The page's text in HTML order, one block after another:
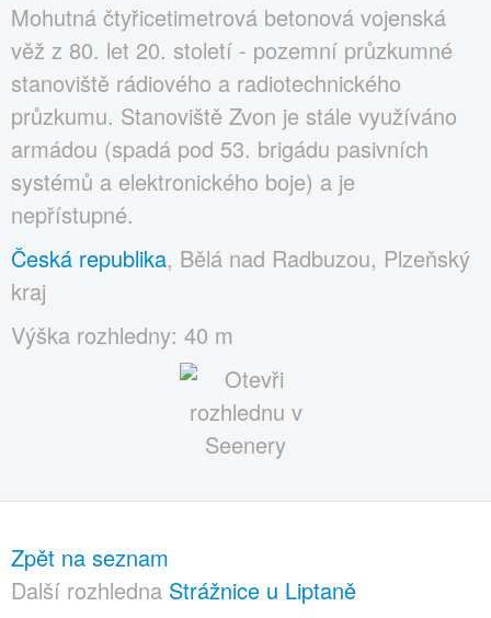
Mohutná čtyřicetimetrová betonová vojenská
věž z 80. let 20. století - pozemní průzkumné
stanoviště rádiového a radiotechnického
průzkumu. Stanoviště Zvon je stále využíváno
armádou (spadá pod 53. brigádu pasivních
systémů a elektronického boje) a je
nepřístupné.
Česká republika, Bělá nad Radbuzou, Plzeňský
kraj
Výška rozhledny: 40 m
Zpět na seznam
Další rozhledna Strážnice u Liptaně